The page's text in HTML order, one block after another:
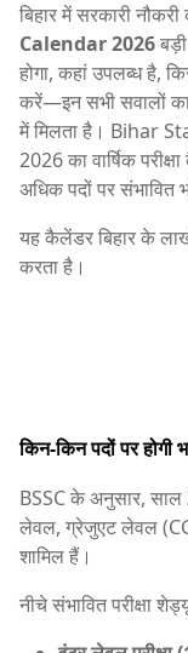
बिहार में सरकारी
Calendar 2026
होगा, कहां उपलब्ध है,
करें—इन सभी सवालों
में मिलता है। Bihar
2026 का वार्षिक
अधिक पदों पर संभावित
यह कैलेंडर बिहार के
करता है।
किन-किन पदों पर होगी
BSSC के अनुसार, साल
लेवल, ग्रेजुएट लेवल
शामिल हैं।
नीचे संभावित परीक्षा